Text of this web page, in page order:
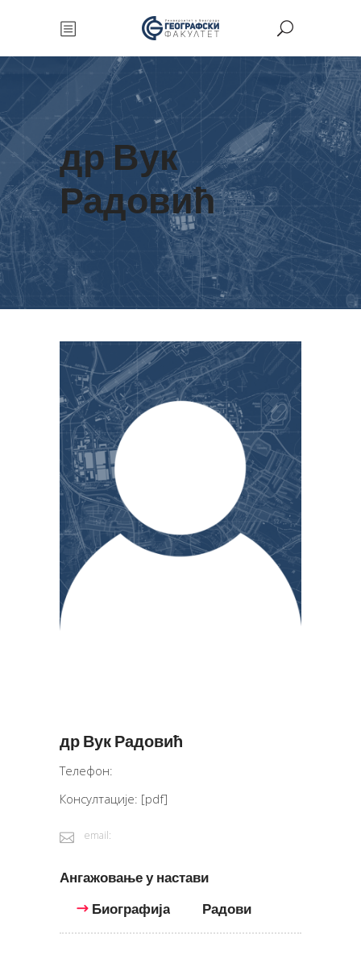
др Вук
Радовић
др Вук Радовић
Телефон:
Консултације: [pdf]
email:
Ангажовање у настави
Биографија
Радови